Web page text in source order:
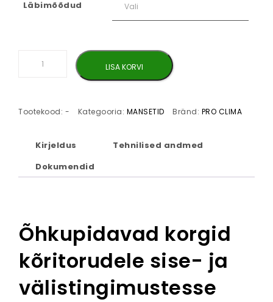
Läbimõõdud
Kaablikõri tihenduskork pro clima STOPPA kogus
LISA KORVI
Tootekood: - Kategooria: MANSETID Bränd: PRO CLIMA
Kirjeldus
Tehnilised andmed
Dokumendid
Õhkupidavad korgid
kõritorudele sise- ja
välistingimustesse